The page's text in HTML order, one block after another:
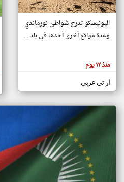
أهم
هنا عن
وجهة
كاتبيها.
اليونيسكو تدرج شواطئ نورماندي
وعدة مواقع أخرى أحدها في بلد ...
منذ ١٢ يوم
ار تي عربي